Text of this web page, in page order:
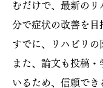
むだけで、最新のリ
分で症状の改善を目
すでに、リハビリの
また、論文も投稿・
いるため、信頼でき